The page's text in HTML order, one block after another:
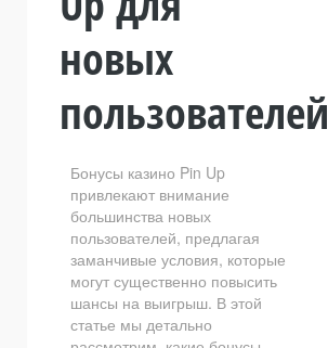
новых
пользователей
Бонусы казино Pin Up
привлекают внимание
большинства новых
пользователей, предлагая
заманчивые условия, которые
могут существенно повысить
шансы на выигрыш. В этой
статье мы детально